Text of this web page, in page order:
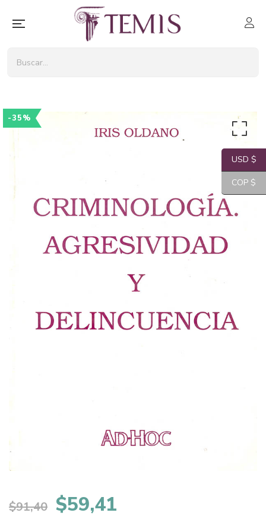
-35%
$91,40 El
$59,41
USD $
COP $